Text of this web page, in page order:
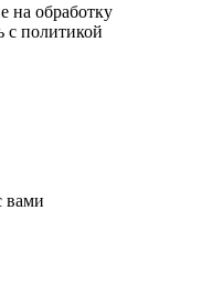
на обработку
c политикой
вами